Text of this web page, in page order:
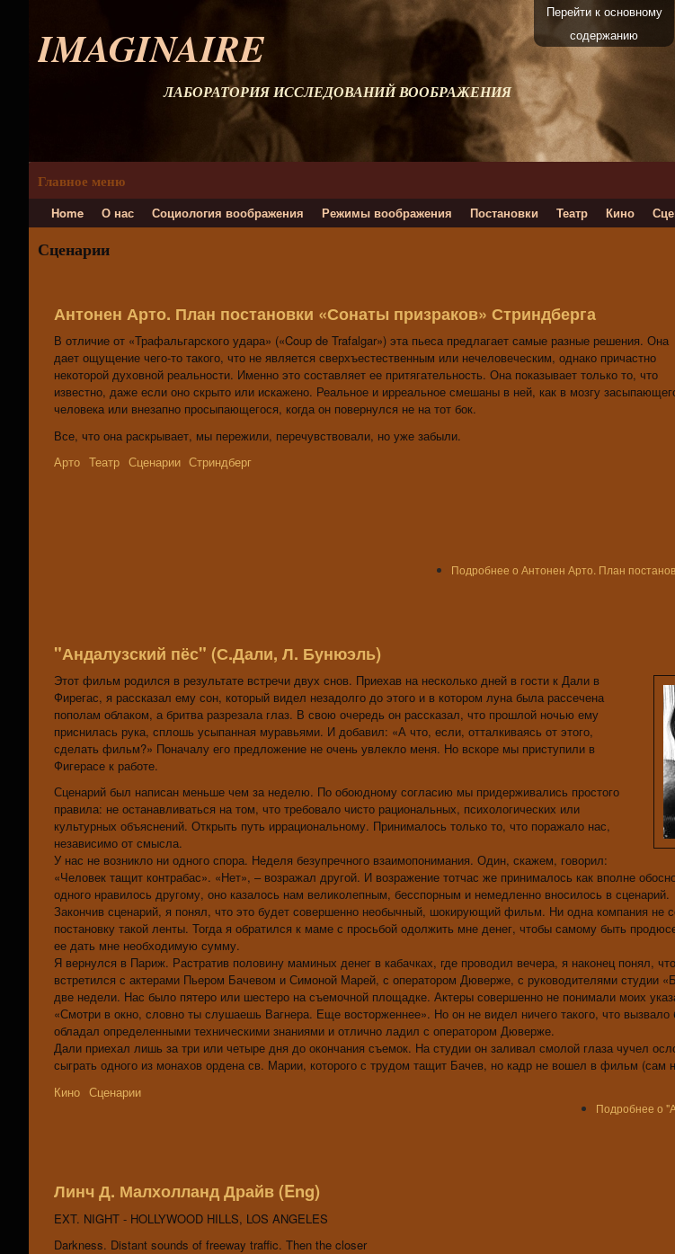
Перейти к основному
содержанию
IMAGINAIRE
ЛАБОРАТОРИЯ ИССЛЕДОВАНИЙ ВООБРАЖЕНИЯ
Главное меню
Home О нас Социология воображения Режимы воображения Постановки Театр Кино
Сценарии
Антонен Арто. План постановки «Сонаты призраков» Стриндберга
В отличие от «Трафальгарского удара» («Coup de Trafalgar») эта пьеса предлагает самые разные решения. Она
дает ощущение чего-то такого, что не является сверхъестественным или нечеловеческим, однако причастно
некоторой духовной реальности. Именно это состав­ляет ее притягательность. Она показывает только то, что
известно, даже если оно скрыто или искажено. Реальное и ирреальное смешаны в ней, как в мозгу
человека или внезапно просыпающегося, когда он повер­нулся не на тот бок.
Все, что она раскрывает, мы пережили, перечувство­вали, но уже забыли.
Арто Театр Сценарии Стриндберг
Подробнее о Антонен Арто. План
"Андалузский пёс" (С.Дали, Л. Бунюэль)
Этот фильм родился в результате встречи двух снов. Приехав на несколько дней в гости к Дали в
Фирегас, я рассказал ему сон, который видел незадолго до этого и в котором луна была рассечена
пополам облаком, а бритва разрезала глаз. В свою очередь он рассказал, что прошлой ночью ему
приснилась рука, сплошь усыпанная муравьями. И добавил: «А что, если, отталкиваясь от этого,
сделать фильм?» Поначалу его предложение не очень увлекло меня. Но вскоре мы приступили в
Фигерасе к работе.
Сценарий был написан меньше чем за неделю. По обоюдному согласию мы придерживались простого
правила: не останавливаться на том, что требовало чисто рациональных, психологических или
культурных объяснений. Открыть путь иррациональному. Принималось только то, что поражало нас,
независимо от смысла.
У нас не возникло ни одного спора. Неделя безупречного взаимопонимания. Один, скажем, говорил:
«Человек тащит контрабас». «Нет», – возражал другой. И возражение тотчас же принималось как вполне
одного нравилось другому, оно казалось нам великолепным, бесспорным и немедленно вносилось в сценарий.
Закончив сценарий, я понял, что это будет совершенно необычный, шокирующий фильм. Ни одна компания не
постановку такой ленты. Тогда я обратился к маме с просьбой одолжить мне денег, чтобы самому быть
ее дать мне необходимую сумму.
Я вернулся в Париж. Растратив половину маминых денег в кабачках, где проводил вечера, я наконец понял,
встретился с актерами Пьером Бачевом и Симоной Марей, с оператором Дюверже, с руководителями студии
две недели. Нас было пятеро или шестеро на съемочной площадке. Актеры совершенно не понимали моих
«Смотри в окно, словно ты слушаешь Вагнера. Еще восторженнее». Но он не видел ничего такого, что
обладал определенными техническими знаниями и отлично ладил с оператором Дюверже.
Дали приехал лишь за три или четыре дня до окончания съемок. На студии он заливал смолой глаза чучел
сыграть одного из монахов ордена св. Марии, которого с трудом тащит Бачев, но кадр не вошел в фильм (сам
Кино Сценарии
Подробнее о
Линч Д. Малхолланд Драйв (Eng)
EXT. NIGHT - HOLLYWOOD HILLS, LOS ANGELES
Darkness. Distant sounds of freeway traffic. Then the closer